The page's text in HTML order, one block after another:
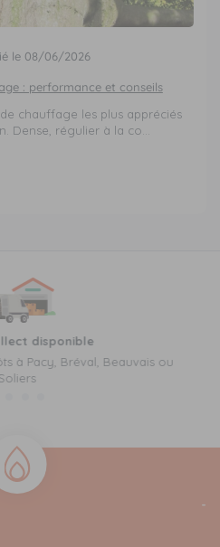
le 08/06/2026
: performance et conseils
chauffage les plus appréciés
Dense, régulier à la co...
disponible
à Pacy, Bréval, Beauvais ou
Soliers